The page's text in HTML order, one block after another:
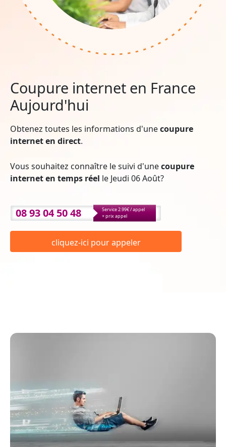
Coupure internet en France
Aujourd'hui
Obtenez toutes les informations d'unecoupure
internet en direct.
Vous souhaitez connaître le suivi d'unecoupure
internet en temps réel le Jeudi 06 Août?
08 93 04 50 48
Service 2.99€ / appel
+ prix appel
cliquez-ici pour appeler